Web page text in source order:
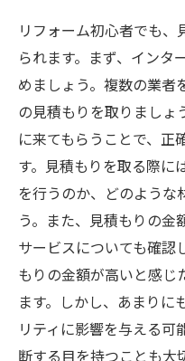
リフォーム初心者でも
られます。まず、インタ
めましょう。複数の業者
の見積もりを取りましょ
に来てもらうことで、正
す。見積もりを取る際に
を行うのか、どのような
う。また、見積もりの金
サービスについても確認
もりの金額が高いと感じ
ます。しかし、あまりに
リティに影響を与える可
断する目を持つことも大